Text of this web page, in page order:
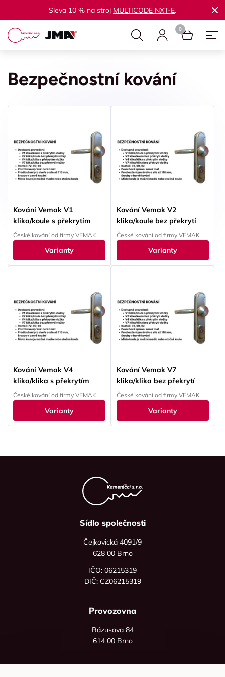
Sleva 10 % na stroj MULTICODE NXT-E.
Bezpečnostní kování
Kování Vemak V1
klika/koule s překrytím
České kování od firmy VEMAK
Varianty
Kování Vemak V2
klika/koule bez překrytí
České kování od firmy VEMAK
Varianty
Kování Vemak V4
klika/klika s překrytím
České kování od firmy VEMAK
Varianty
Kování Vemak V7
klika/klika bez překrytí
České kování od firmy VEMAK
Varianty
Sídlo společnosti
Čejkovická 4091/9
628 00 Brno
IČO: 06215319
DIČ: CZ06215319
Provozovna
Rázusova 84
614 00 Brno